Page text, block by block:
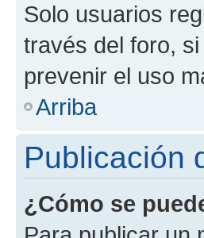
Solo usuarios
través del foro,
prevenir el uso
Arriba
Publicación
¿Cómo se